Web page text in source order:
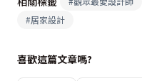
#居家設計
喜歡這篇文章嗎?